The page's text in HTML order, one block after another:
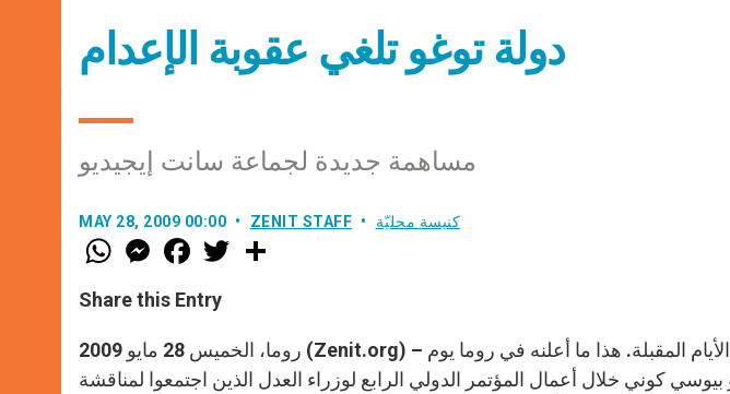
دولة توغو تلغي عقوبة الإعدام
مساهمة جديدة لجماعة سانت إيجيديو
MAY 28, 2009 00:00 ZENIT STAFF كنيسة محليّة
W
h
t
s
p
p
M
e
s
e
g
e
r
F
a
e
b
o
k
w
r
Share this Entry
روما، الخميس 28 مايو 2009 (Zenit.org) – ستلغي دولة توغو عقوبة الإعدام خلال الأيام المقبلة. هذا ما أعلنه في روما يوم
بيوسي كوني خلال أعمال المؤتمر الدولي الرابع لوزراء العدل الذين اجتمعوا لمناقشة